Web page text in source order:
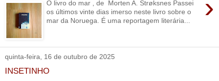
›
O livro do mar , de Morten A. Strøksnes Passei
os últimos vinte dias imerso neste livro sobre o
mar da Noruega. É uma reportagem literária...
quinta-feira, 16 de outubro de 2025
INSETINHO